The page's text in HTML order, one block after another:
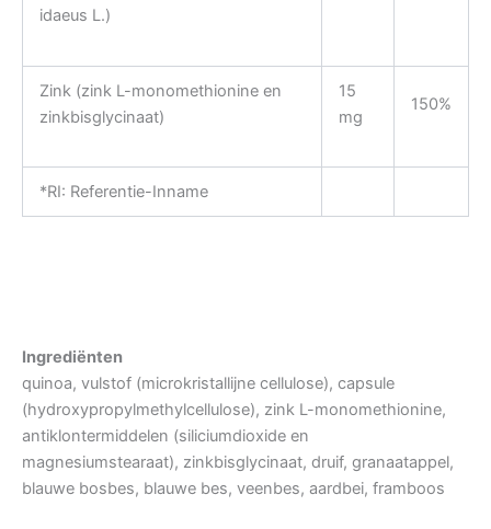
idaeus L.)
Zink (zink L-monomethionine en
zinkbisglycinaat)
15
mg
150%
*RI: Referentie-Inname
Ingrediënten
quinoa, vulstof (microkristallijne cellulose), capsule
(hydroxypropylmethylcellulose), zink L-monomethionine,
antiklontermiddelen (siliciumdioxide en
magnesiumstearaat), zinkbisglycinaat, druif, granaatappel,
blauwe bosbes, blauwe bes, veenbes, aardbei, framboos